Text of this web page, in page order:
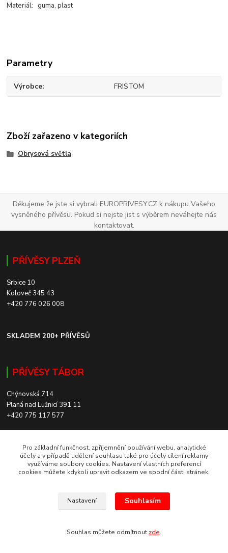
Materiál: guma, plast
Parametry
Výrobce FRISTOM
Zboží zařazeno v kategoriích
Obrysová světla
Děkujeme že jste si vybrali EUROPRIVESY.CZ k nákupu Vašeho
vysněného přívěsu. Pokud si nejste jist s výběrem neváhejte nás
kontaktovat.
PŘÍVĚSY PLZEŇ
Srbice 10
Koloveč 345 43
+420 776 026 008
SKLADEM 200+ PŘÍVĚSŮ
PŘÍVĚSY TÁBOR
Chýnovská 714
Planá nad Lužnicí 391 11
+420 775 117 577
ROZVOZ PO CELÉ ČR
Europrivesy.cz 2021
Pro základní funkčnost, zpříjemnění používání webu, analytické
účely a v případě udělení souhlasu také pro účely cílení reklamy
využíváme soubory cookies. Nastavení vlastních preferencí
cookies můžete kdykoli upravit odkazem ve spodní části stránek.
Nastavení Souhlasím
Souhlas můžete odmítnout zde.